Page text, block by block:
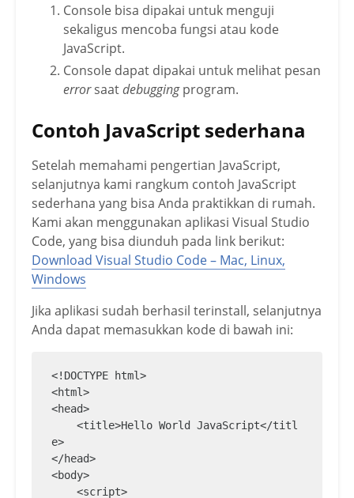
Console bisa dipakai untuk menguji
sekaligus mencoba fungsi atau kode
JavaScript.
Console dapat dipakai untuk melihat pesan
errorsaatdebuggingprogram.
Contoh JavaScript sederhana
Setelah memahami pengertian JavaScript,
selanjutnya kami rangkum contoh JavaScript
sederhana yang bisa Anda praktikkan di rumah.
Kami akan menggunakan aplikasi Visual Studio
Code, yang bisa diunduh pada link berikut:
Download Visual Studio Code – Mac, Linux,
Windows
Jika aplikasi sudah berhasil terinstall, selanjutnya
Anda dapat memasukkan kode di bawah ini:
<!DOCTYPE html>
<html>
<head>
e>
</head>
<body>